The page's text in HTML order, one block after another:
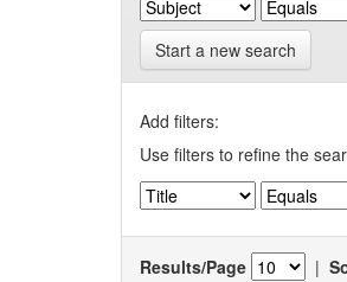
Start a new search
Add filters:
Use filters to refine the
Results/Page |